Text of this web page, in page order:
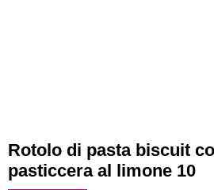
Rotolo di pasta biscuit
pasticcera al limone 10